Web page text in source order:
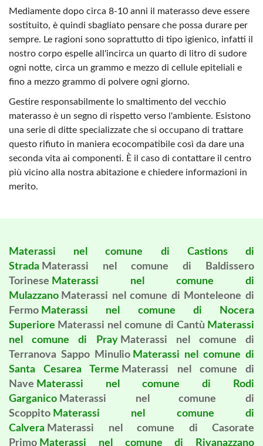
Mediamente dopo circa 8-10 anni il materasso deve essere
sostituito, è quindi sbagliato pensare che possa durare per
sempre. Le ragioni sono soprattutto di tipo igienico, infatti il
nostro corpo espelle all'incirca un quarto di litro di sudore
ogni notte, circa un grammo e mezzo di cellule epiteliali e
fino a mezzo grammo di polvere ogni giorno.
Gestire responsabilmente lo smaltimento del vecchio
materasso è un segno di rispetto verso l'ambiente. Esistono
una serie di ditte specializzate che si occupano di trattare
questo rifiuto in maniera ecocompatibile così da dare una
seconda vita ai componenti. È il caso di contattare il centro
più vicino alla nostra abitazione e chiedere informazioni in
merito.
Materassi nel comune di Castions di
Strada Materassi nel comune di Baldissero
Torinese Materassi nel comune di
Mulazzano Materassi nel comune di Monteleone di
Fermo Materassi nel comune di Nocera
Superiore Materassi nel comune di Cantù Materassi
nel comune di Pray Materassi nel comune di
Terranova Sappo Minulio Materassi nel comune di
Santa Cesarea Terme Materassi nel comune di
Nave Materassi nel comune di Rodi
Garganico Materassi nel comune di
Scoppito Materassi nel comune di
Calvera Materassi nel comune di Casorate
Primo Materassi nel comune di Rivanazzano